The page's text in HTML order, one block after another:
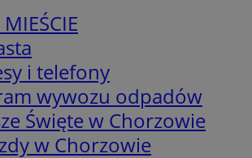
i telefony
wywozu odpadów
Święte w Chorzowie
w Chorzowie